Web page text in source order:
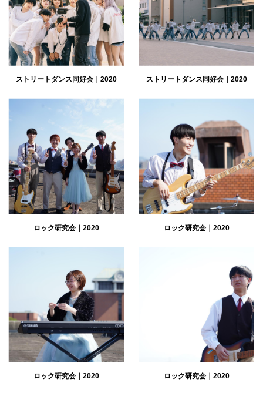
ストリートダンス同好会｜2020 ストリートダンス同好会｜2020
ロック研究会｜2020 ロック研究会｜2020
ロック研究会｜2020 ロック研究会｜2020